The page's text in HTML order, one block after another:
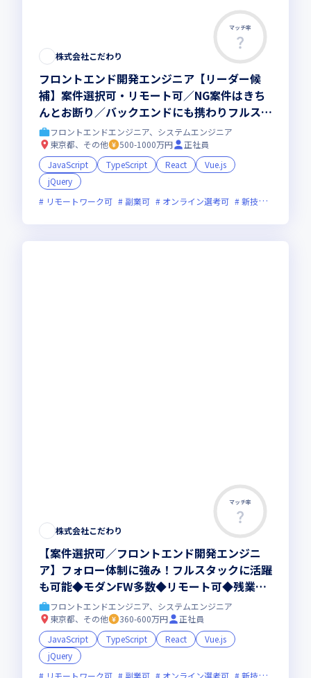
マッチ率
株式会社こだわり
フロントエンド開発エンジニア【リーダー候
補】案件選択可・リモート可／NG案件はきち
んとお断り／バックエンドにも携わりフルスタ
ックに活躍も可能！マネジメントに挑戦したい
方歓迎
フロントエンドエンジニア、システムエンジニア
東京都、その他
500-1000万円
正社員
JavaScript
TypeScript React
Vue.js
jQuery
リモートワーク可
副業可 オンライン選考可 新技術に積極的
マッチ率
株式会社こだわり
【案件選択可／フロントエンド開発エンジニ
ア】フォロー体制に強み！フルスタックに活躍
も可能◆モダンFW多数◆リモート可◆残業10
時間以内
フロントエンドエンジニア、システムエンジニア
東京都、その他
360-600万円
正社員
JavaScript
TypeScript React
Vue.js
jQuery
リモートワーク可
副業可 オンライン選考可 新技術に積極的